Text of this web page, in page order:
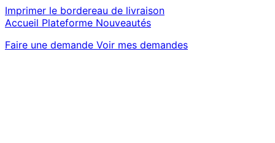
Imprimer le bordereau de livraison
Accueil Plateforme Nouveautés
Faire une demande Voir mes demandes